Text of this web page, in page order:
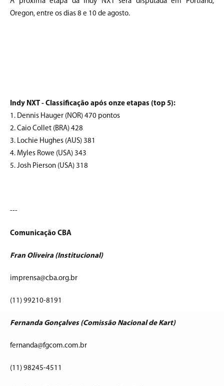
Oregon, entre os dias 8 e 10 de agosto.
Indy NXT - Classificação após onze etapas (top 5):
1. Dennis Hauger (NOR) 470 pontos
2. Caio Collet (BRA) 428
3. Lochie Hughes (AUS) 381
4. Myles Rowe (USA) 343
5. Josh Pierson (USA) 318
---
Comunicação CBA
Fran Oliveira (Institucional)
imprensa@cba.org.br
(11) 99210-8191
Fernanda Gonçalves (Comissão Nacional de Kart)
fernanda@fgcom.com.br
(11) 98245-4511